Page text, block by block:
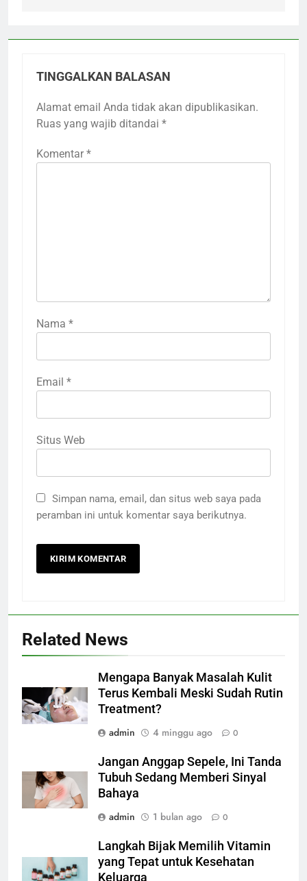
TINGGALKAN BALASAN
Alamat email Anda tidak akan dipublikasikan.
Ruas yang wajib ditandai *
Komentar *
Nama *
Email *
Situs Web
Simpan nama, email, dan situs web saya pada
peramban ini untuk komentar saya berikutnya.
Related News
Mengapa Banyak Masalah Kulit
Terus Kembali Meski Sudah Rutin
Treatment?
admin
4 minggu ago 0
Jangan Anggap Sepele, Ini Tanda
Tubuh Sedang Memberi Sinyal
Bahaya
admin
1 bulan ago 0
Langkah Bijak Memilih Vitamin
yang Tepat untuk Kesehatan
Keluarga